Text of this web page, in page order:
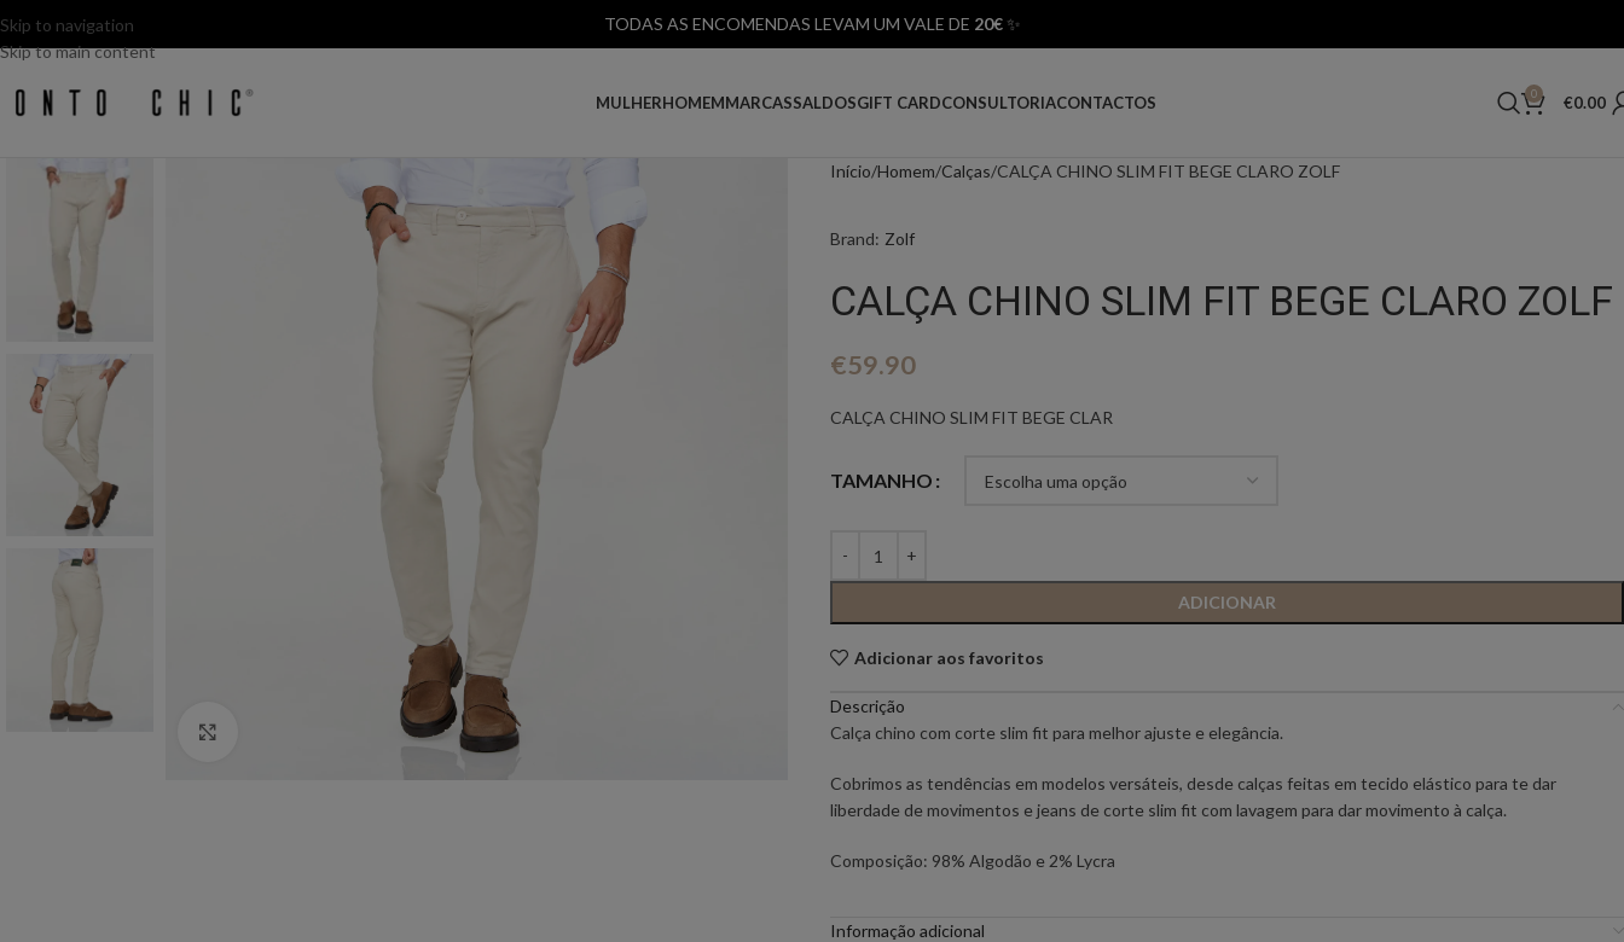
Skip to navigation
Skip to main content
TODAS AS ENCOMENDAS LEVAM UM VALE DE 20€✨
MULHERHOMEMMARCAS
PONTO CHIC COLLECTION – PONTO CHIC PREMIUM ANIYE BY BSB
ICE PLAY ICEBERG WOMAN
LOCOLUXO MIGUEL VIEIRA MISS YOU MVP
SALDOSGIFT CARDCONSULTORIACONTACTOS 0 €0.00
Início Homem Calças CALÇA CHINO SLIM FIT BEGE CLARO ZOLF
Brand: Zolf
CALÇA CHINO SLIM FIT BEGE CLARO ZOLF
€59.90
CALÇA CHINO SLIM FIT BEGE CLAR
TAMANHO
ADICIONAR
Adicionar aos favoritos
Descrição
Calça chino com corte slim fit para melhor ajuste e elegância.
Cobrimos as tendências em modelos versáteis, desde calças feitas em tecido elástico para te dar
liberdade de movimentos e jeans de corte slim fit com lavagem para dar movimento à calça.
Composição: 98% Algodão e 2% Lycra
Informação adicional